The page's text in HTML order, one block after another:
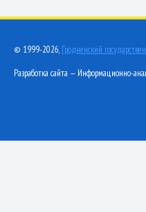
© 1999-2026, Гродненский
Разработка сайта — Информационно-